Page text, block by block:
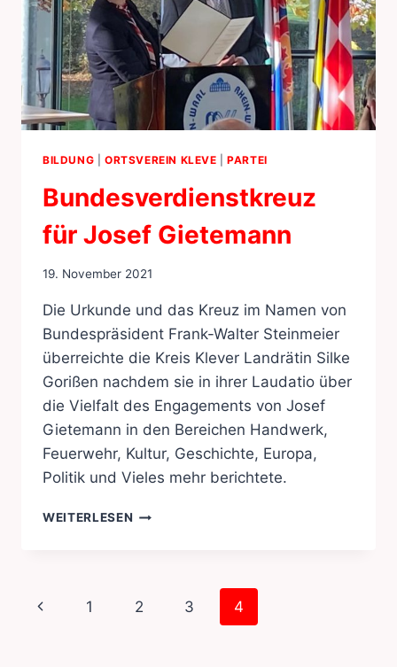
BILDUNG ORTSVEREIN KLEVE |PARTEI
Bundesverdienstkreuz
für Josef Gietemann
19. November 2021
Die Urkunde und das Kreuz im Namen von
Bundespräsident Frank-Walter Steinmeier
überreichte die Kreis Klever Landrätin Silke
Gorißen nachdem sie in ihrer Laudatio über
die Vielfalt des Engagements von Josef
Gietemann in den Bereichen Handwerk,
Feuerwehr, Kultur, Geschichte, Europa,
Politik und Vieles mehr berichtete.
WEITERLESEN BUNDESVERDIENSTKREUZ
Seitennavigation
Vorherige
1 2 3 4